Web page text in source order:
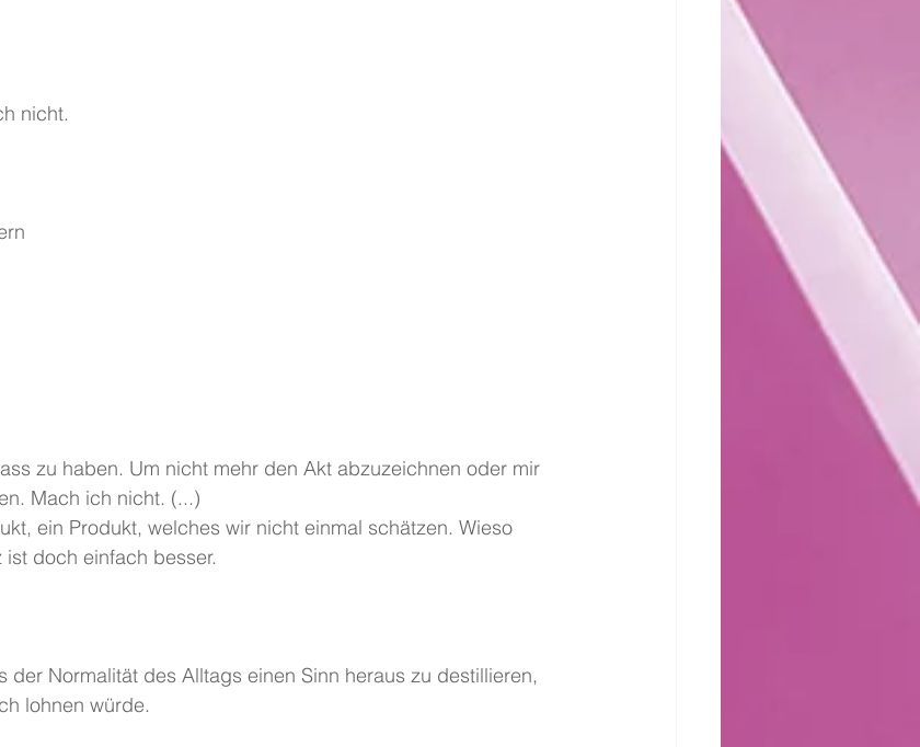
nicht.
zu haben. Um nicht mehr den Akt abzuzeichnen oder mir
Mach ich nicht. (...)
ein Produkt, welches wir nicht einmal schätzen. Wieso
doch einfach besser.
der Normalität des Alltags einen Sinn heraus zu destillieren,
lohnen würde.